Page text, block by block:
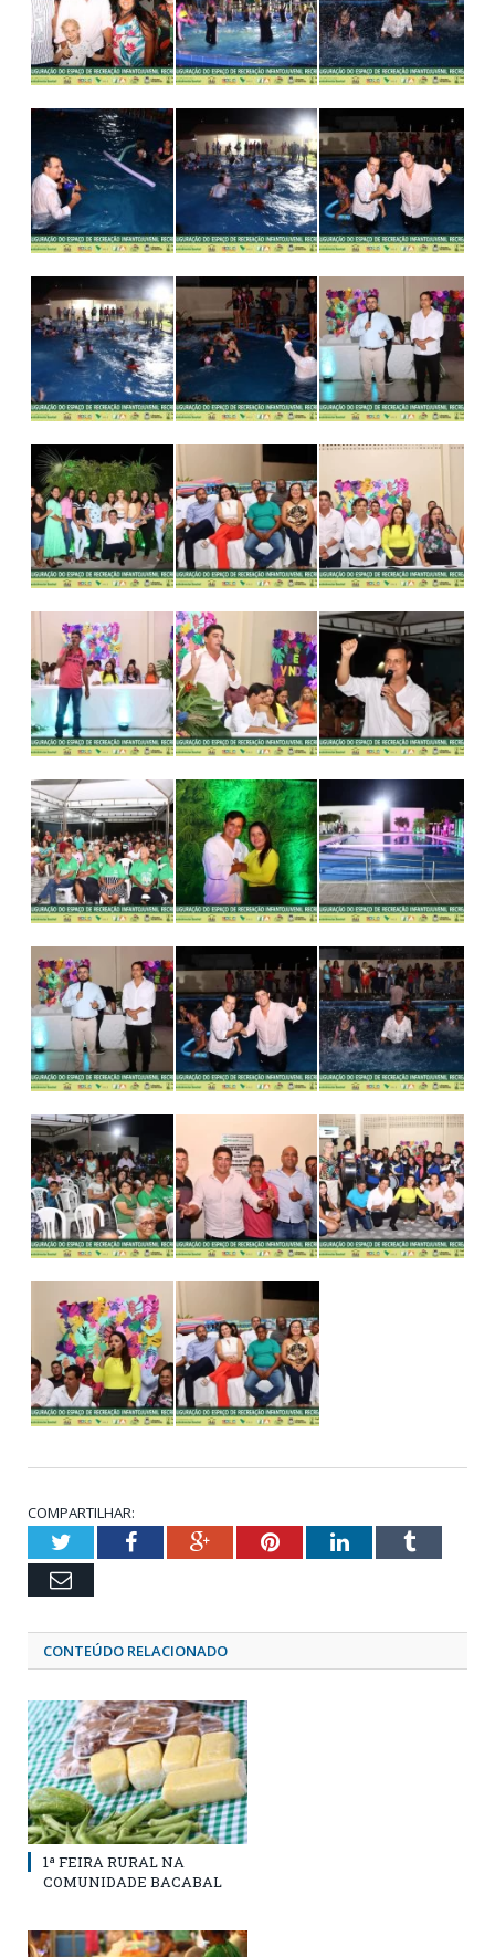
COMPARTILHAR:
TwitterFacebookGoogle+PinterestLinkedInTumblr
Email
CONTEÚDO RELACIONADO
1ª FEIRA RURAL NA
COMUNIDADE BACABAL